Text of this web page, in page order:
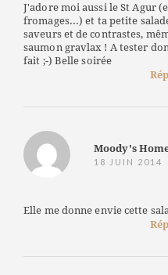
J'adore moi aussi le St Agur
fromages...) et ta petite
saveurs et de contrastes,
saumon gravlax ! A tester
fait ;-) Belle soirée
Moody's
18 JUIN 2014
Elle me donne envie cette